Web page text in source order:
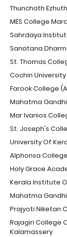
Thunchath
MES College
Sahrdaya
Sanatana
St. Thomas
Cochin
Farook College
Mahatma
Mar Ivanios
St. Joseph's
University Of
Alphonsa
Holy Grace
Kerala Institute
Mahatma
Prajyoti Niketan
Rajagiri College
Kalamassery